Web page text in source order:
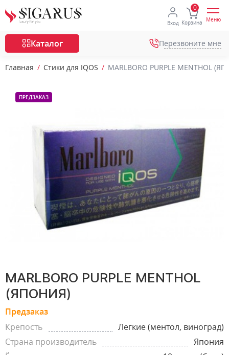
Вход Корзина Меню
Каталог Перезвоните мне
Главная Стики для IQOS MARLBORO PURPLE MENTHOL
ПРЕДЗАКАЗ
MARLBORO PURPLE MENTHOL
(ЯПОНИЯ)
Предзаказ
Крепость
Легкие (ментол, виноград)
Страна производитель
Япония